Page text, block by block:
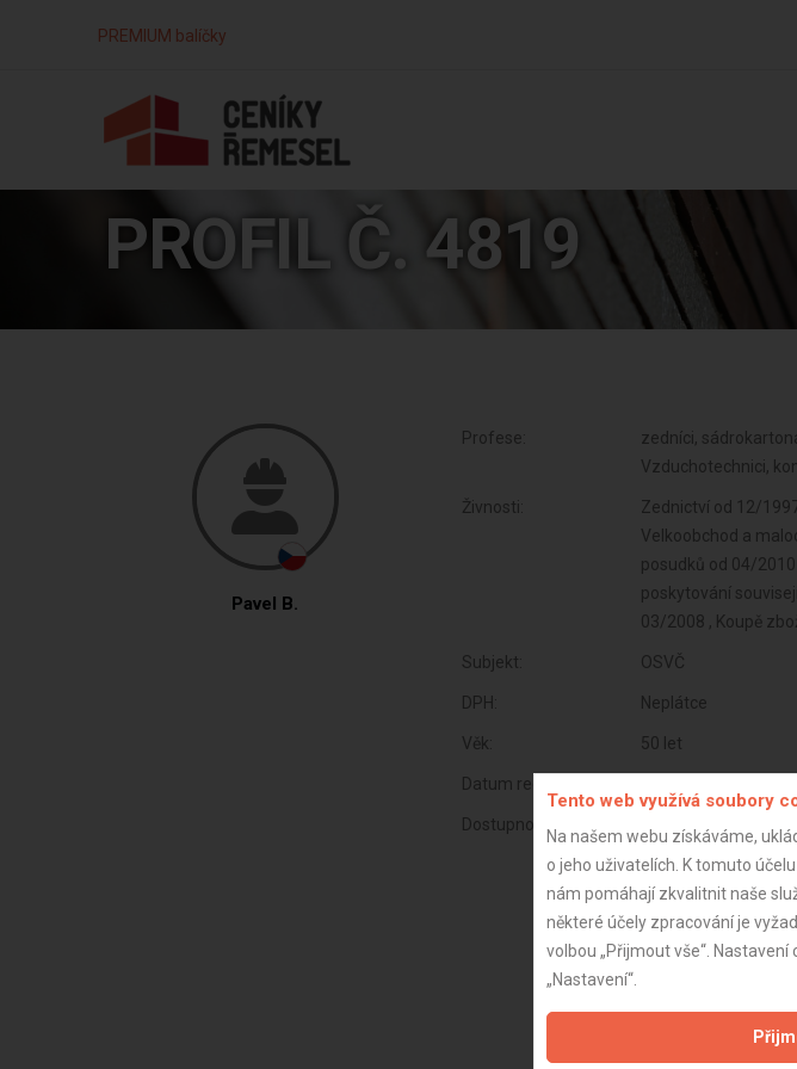
PREMIUM balíčky
PROFIL Č. 4819
Pavel B.
Profese:
zedníci,
Vzduchotechnici,
Živnosti:
Zednictví od 12/
Velkoobchod a
posudků od 04/
poskytování
03/2008 , Koupě
Subjekt: OSVČ
DPH: Neplátce
Věk: 50 let
Datum registrace:
Dostupnost:
Tento web využívá soubory
Na našem webu získáváme,
o jeho uživatelích. K tomuto
nám pomáhají zkvalitnit naše
některé účely zpracování je
volbou „Přijmout vše“.
„Nastavení“.